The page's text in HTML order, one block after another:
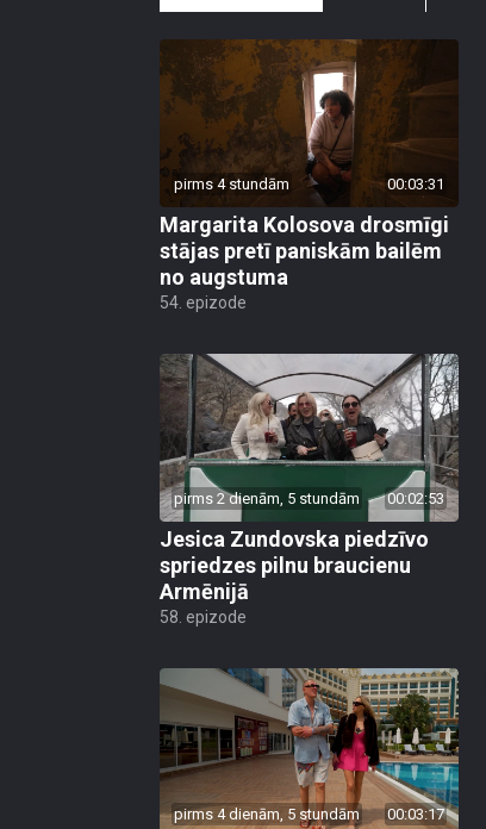
pirms 4 stundām 00:03:31
Margarita Kolosova drosmīgi
stājas pretī paniskām bailēm
no augstuma
54. epizode
pirms 2 dienām, 5 stundām 00:02:53
Jesica Zundovska piedzīvo
spriedzes pilnu braucienu
Armēnijā
58. epizode
pirms 4 dienām, 5 stundām 00:03:17